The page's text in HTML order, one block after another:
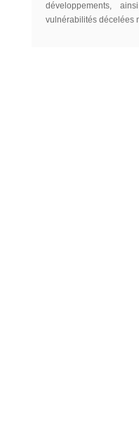
développements,
vulnérabilités décelées